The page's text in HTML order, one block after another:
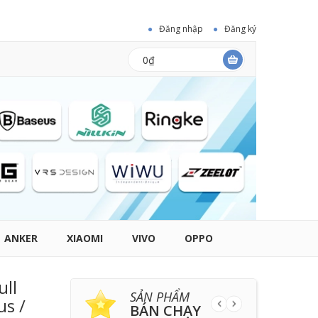
Đăng nhập Đăng ký
0₫
ANKER XIAOMI VIVO OPPO
/ SẢN PHẨM
BÁN CHẠY